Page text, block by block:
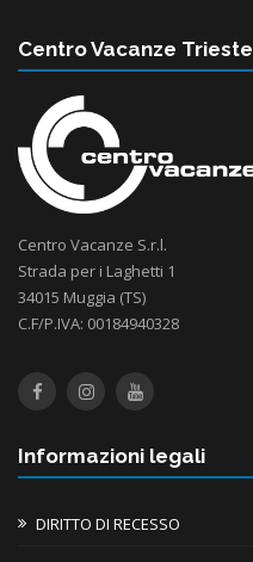
Centro Vacanze Trieste
Centro Vacanze S.r.l.
Strada per i Laghetti 1
34015 Muggia (TS)
C.F/P.IVA: 00184940328
Informazioni legali
DIRITTO DI RECESSO